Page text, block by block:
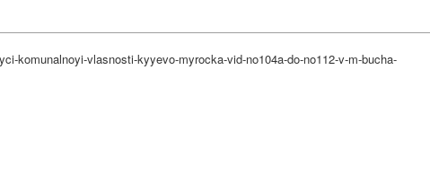
komunalnoyi-vlasnosti-kyyevo-myrocka-vid-no104a-do-no112-v-m-bucha-